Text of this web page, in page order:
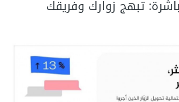
تبهج زوارك وفريقك